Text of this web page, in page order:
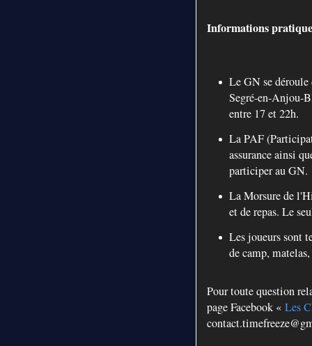
Informations
Le GN se déroule
Segré-en-Anjou-
entre 17 et 22h.
La PAF
assurance ainsi
participer au GN.
La Morsure de
et de repas. Le
Les joueurs sont
de camp,
Pour toute question
page Facebook « Les